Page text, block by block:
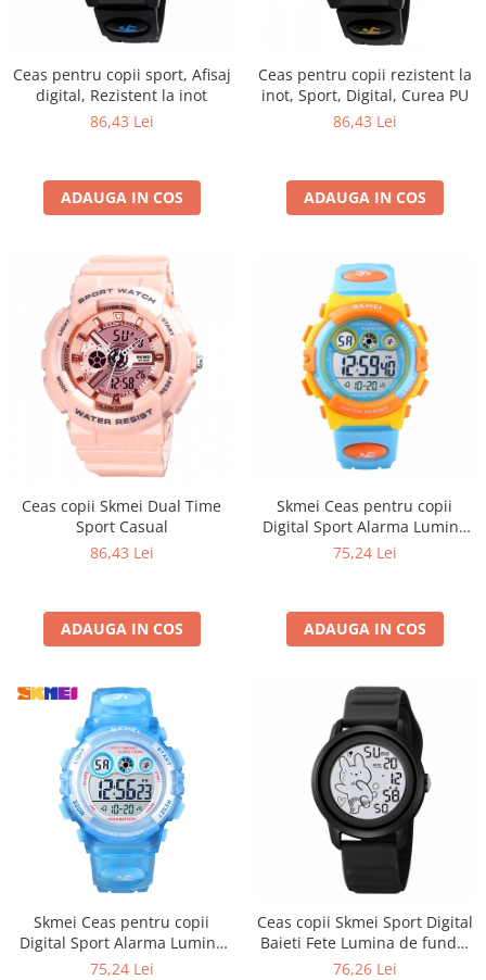
Ceas pentru copii sport, Afisaj
digital, Rezistent la inot
86,43 Lei
ADAUGA IN COS
Ceas pentru copii rezistent la
inot, Sport, Digital, Curea PU
86,43 Lei
ADAUGA IN COS
Ceas copii Skmei Dual Time
Sport Casual
86,43 Lei
ADAUGA IN COS
Skmei Ceas pentru copii
Digital Sport Alarma Lumina
de fundal Cronometru 5 ATM
75,24 Lei
ADAUGA IN COS
Skmei Ceas pentru copii
Digital Sport Alarma Lumina
de fundal Cronometru 5 ATM
75,24 Lei
Ceas copii Skmei Sport Digital
Baieti Fete Lumina de fundal
Negru
76,26 Lei